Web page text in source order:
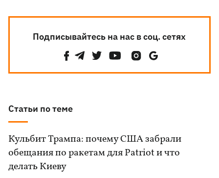
Подписывайтесь на нас в соц. сетях
Статьи по теме
Кульбит Трампа: почему США забрали
обещания по ракетам для Patriot и что
делать Киеву